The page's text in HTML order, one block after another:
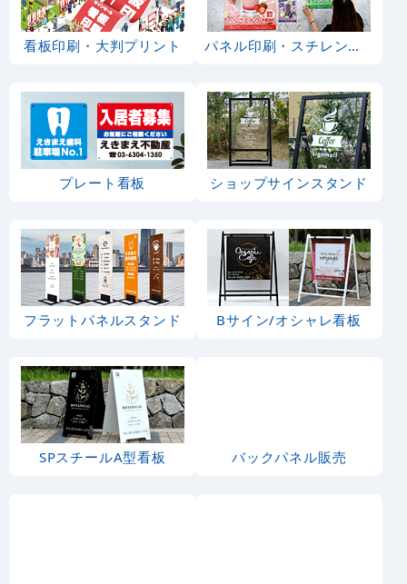
看板印刷・大判プリント パネル印刷・スチレンボード
プレート看板 ショップサインスタンド
フラットパネルスタンド Bサイン/オシャレ看板
SPスチールA型看板 バックパネル販売